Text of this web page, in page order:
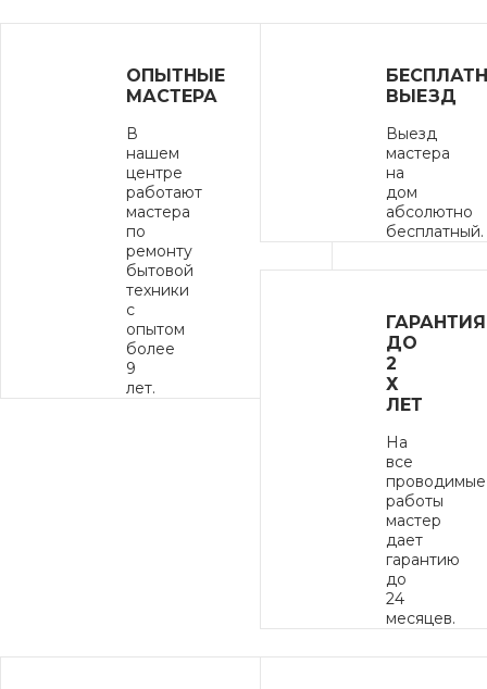
ОПЫТНЫЕ
МАСТЕРА
В
нашем
центре
работают
мастера
по
ремонту
бытовой
техники
с
опытом
более
9
лет.
ВЫЕЗД
Выезд
мастера
на
дом
абсолютно
бесплатный.
ГАРАНТИЯ
ДО
2
Х
ЛЕТ
На
все
проводимые
работы
мастер
дает
гарантию
до
24
месяцев.